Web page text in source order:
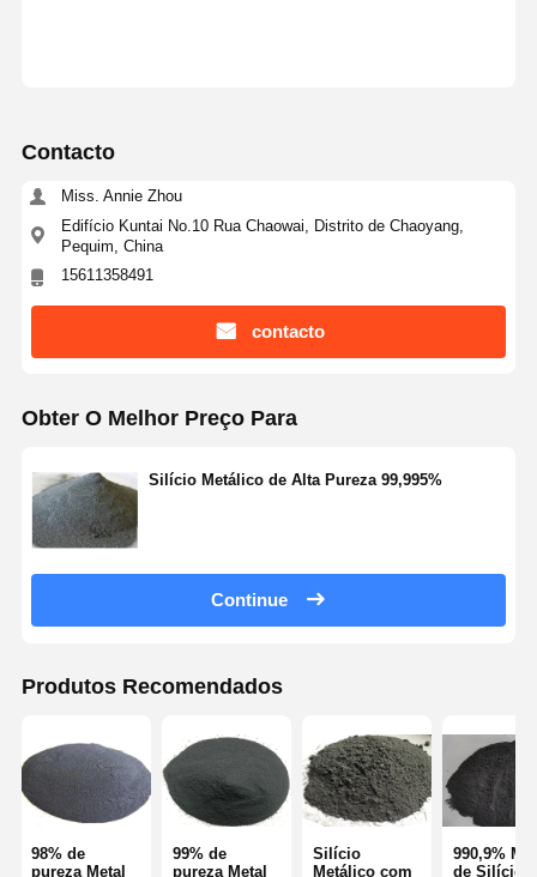
Contacto
Miss. Annie Zhou
Edifício Kuntai No.10 Rua Chaowai, Distrito de Chaoyang,
Pequim, China
15611358491
contacto
Obter O Melhor Preço Para
Silício Metálico de Alta Pureza 99,995%
Continue
Produtos Recomendados
98% de
pureza Metal
99% de
pureza Metal
Silício
Metálico com
990,9%
de Silício